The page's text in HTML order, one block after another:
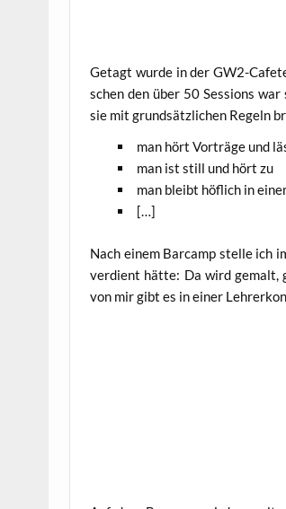
Getagt wur­de in der GW2-
schen den über 50 Ses­si­ons
sie mit grund­sätz­li­chen Regeln
man hört Vor­trä­ge und
man ist still und hört zu
man bleibt höf­lich in
[…]
Nach einem Bar­camp stel­le ich
ver­dient hät­te: Da wird gemalt,
von mir gibt es in einer